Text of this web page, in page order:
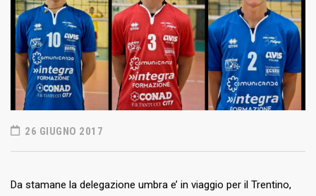
26 GIUGNO 2017
Da stamane la delegazione umbra e’ in viaggio per il Trentino,